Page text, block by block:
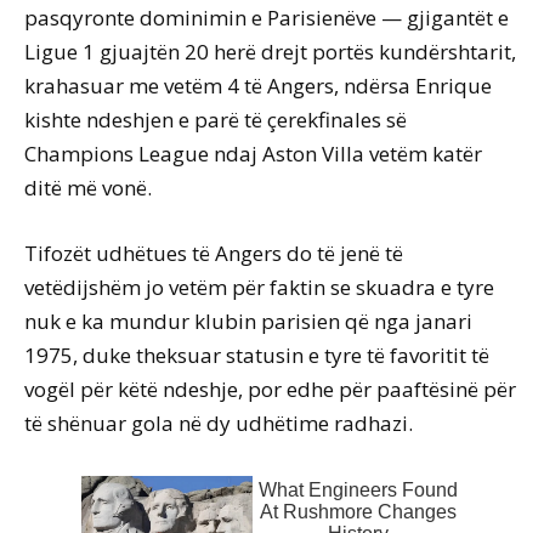
pasqyronte dominimin e Parisienëve — gjigantët e
Ligue 1 gjuajtën 20 herë drejt portës kundërshtarit,
krahasuar me vetëm 4 të Angers, ndërsa Enrique
kishte ndeshjen e parë të çerekfinales së
Champions League ndaj Aston Villa vetëm katër
ditë më vonë.
Tifozët udhëtues të Angers do të jenë të
vetëdijshëm jo vetëm për faktin se skuadra e tyre
nuk e ka mundur klubin parisien që nga janari
1975, duke theksuar statusin e tyre të favoritit të
vogël për këtë ndeshje, por edhe për paaftësinë për
të shënuar gola në dy udhëtime radhazi.